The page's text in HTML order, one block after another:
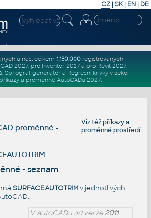
CZ | SK| EN | DE
u nás, celkem 1.130.000registrovaných
2027, pro Inventor 2027a pro Revit 2027.
, Spirograf generátor a Regresní křivkyv sekci
příkazya proměnné AutoCADu 2027.
Viz téžpříkazya
proměnné prostředí
proměnné -
- seznam
SURFACEAUTOTRIMv jednotlivých
V AutoCADu od verze2011